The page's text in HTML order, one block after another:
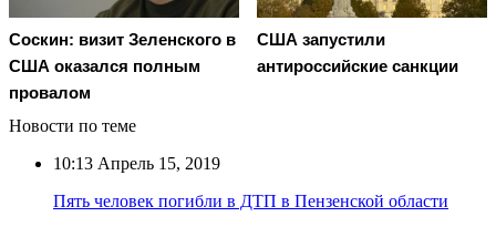
Соскин: визит Зеленского в
США оказался полным
провалом
США запустили
антироссийские санкции
Новости по теме
10:13 Апрель 15, 2019
Пять человек погибли в ДТП в Пензенской области